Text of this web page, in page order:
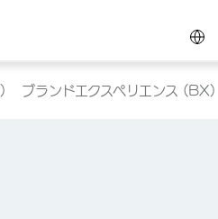
ブランドエクスペリエンス (BX)